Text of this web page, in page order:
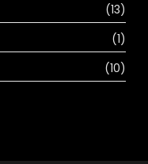
(13)
(1)
(10)